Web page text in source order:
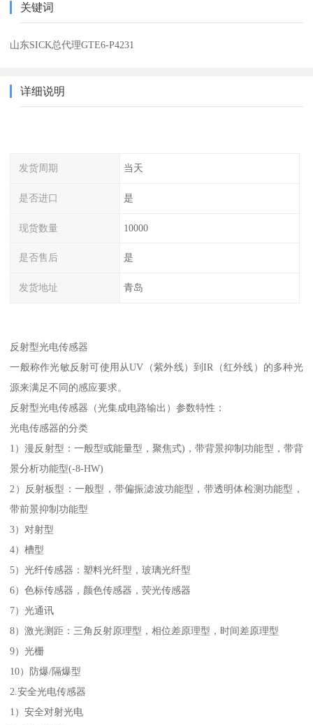
关键词
山东SICK总代理GTE6-P4231
详细说明
发货周期 当天
是否进口 是
现货数量 10000
是否售后 是
发货地址 青岛
反射型光电传感器
一般称作光敏反射可使用从UV（紫外线）到IR（红外线）的多种光
源来满足不同的感应要求。
反射型光电传感器（光集成电路输出）参数特性：
光电传感器的分类
1）漫反射型：一般型或能量型，聚焦式)，带背景抑制功能型，带背
景分析功能型(-8-HW)
2）反射板型：一般型，带偏振滤波功能型，带透明体检测功能型，
带前景抑制功能型
3）对射型
4）槽型
5）光纤传感器：塑料光纤型，玻璃光纤型
6）色标传感器，颜色传感器，荧光传感器
7）光通讯
8）激光测距：三角反射原理型，相位差原理型，时间差原理型
9）光栅
10）防爆/隔爆型
2.安全光电传感器
1）安全对射光电